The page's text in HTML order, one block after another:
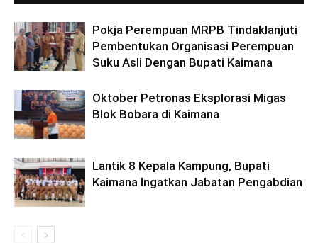
Pokja Perempuan MRPB Tindaklanjuti
Pembentukan Organisasi Perempuan
Suku Asli Dengan Bupati Kaimana
Oktober Petronas Eksplorasi Migas
Blok Bobara di Kaimana
Lantik 8 Kepala Kampung, Bupati
Kaimana Ingatkan Jabatan Pengabdian